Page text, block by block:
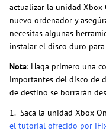
actualizar la unidad Xbox
nuevo ordenador y
necesitas algunas
instalar el disco duro para
Nota: Haga primero una
importantes del disco de
de destino se borrarán
1. Saca la unidad Xbox
el tutorial ofrecido por